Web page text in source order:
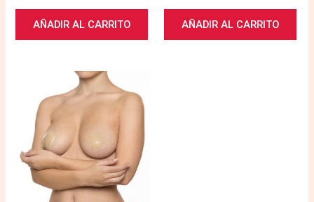
AÑADIR AL CARRITO AÑADIR AL CARRITO